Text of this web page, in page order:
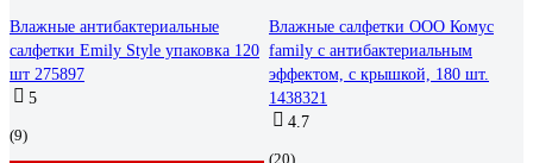
Влажные антибактериальные
салфетки Emily Style упаковка 120
шт 275897
5
(9)
Влажные салфетки ООО Комус
family с антибактериальным
эффектом, с крышкой, 180 шт.
1438321
4.7
(20)